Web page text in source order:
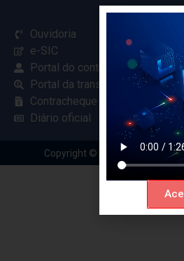
Ouvidoria
e-SIC
Portal do contribuinte
Portal da transparência
Contracheque online
Diário oficial
Copyright © 2024 Criado com